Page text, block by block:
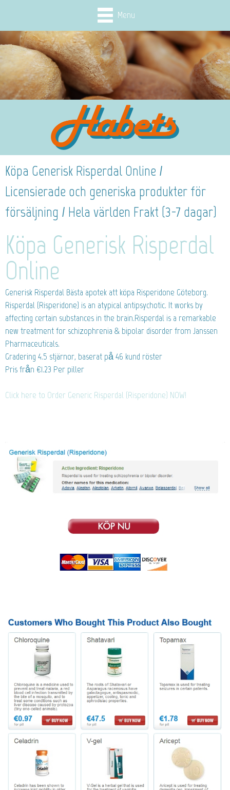
Menu
Köpa Generisk Risperdal Online /
Licensierade och generiska produkter för
försäljning / Hela världen Frakt (3-7 dagar)
Köpa Generisk Risperdal
Online
Generisk Risperdal Bästa apotek att köpa Risperidone Göteborg.
Risperdal (Risperidone) is an atypical antipsychotic. It works by
affecting certain substances in the brain.Risperdal is a remarkable
new treatment for schizophrenia & bipolar disorder from Janssen
Pharmaceuticals.
Gradering 4.5 stjärnor, baserat på46 kund röster
Pris från €1.23 Per piller
Click here to Order Generic Risperdal (Risperidone) NOW!